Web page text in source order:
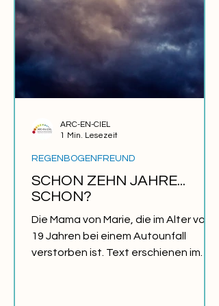
SCHON ZEHN JAHRE...
SCHON?
Die Mama von Marie, die im Alter von
19 Jahren bei einem Autounfall
verstorben ist. Text erschienen im
REGENBOGENFREUND
ARC-EN-CIEL
1 Min. Lesezeit